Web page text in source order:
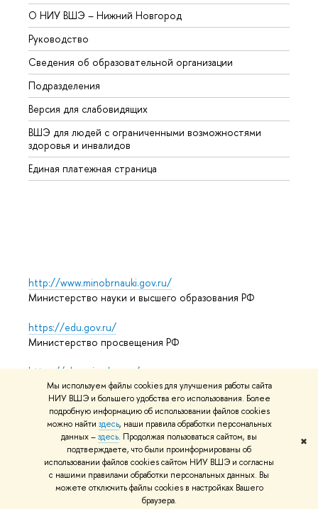
Мы используем файлы cookies для улучшения работы сайта
НИУ ВШЭ и большего удобства его использования. Более
подробную информацию об использовании файлов cookies
можно найти здесь, наши правила обработки персональных
данных –здесь. Продолжая пользоваться сайтом, вы
подтверждаете, что были проинформированы об
использовании файлов cookies сайтом НИУ ВШЭ и согласны
с нашими правилами обработки персональных данных. Вы
можете отключить файлы cookies в настройках Вашего
браузера.
✖
О НИУ ВШЭ – Нижний Новгород
Руководство
Сведения об образовательной организации
Подразделения
Версия для слабовидящих
ВШЭ для людей с ограниченными возможностями
здоровья и инвалидов
Единая платежная страница
http://www.minobrnauki.gov.ru/
Министерство науки и высшего образования РФ
https://edu.gov.ru/
Министерство просвещения РФ
https://elearning.hse.ru/mooc
Массовые открытые онлайн-курсы
© НИУ ВШЭ 1993–2026 Адреса и контактыУсловия
использования материаловПолитика конфиденциальности
Карта сайта
Редактору